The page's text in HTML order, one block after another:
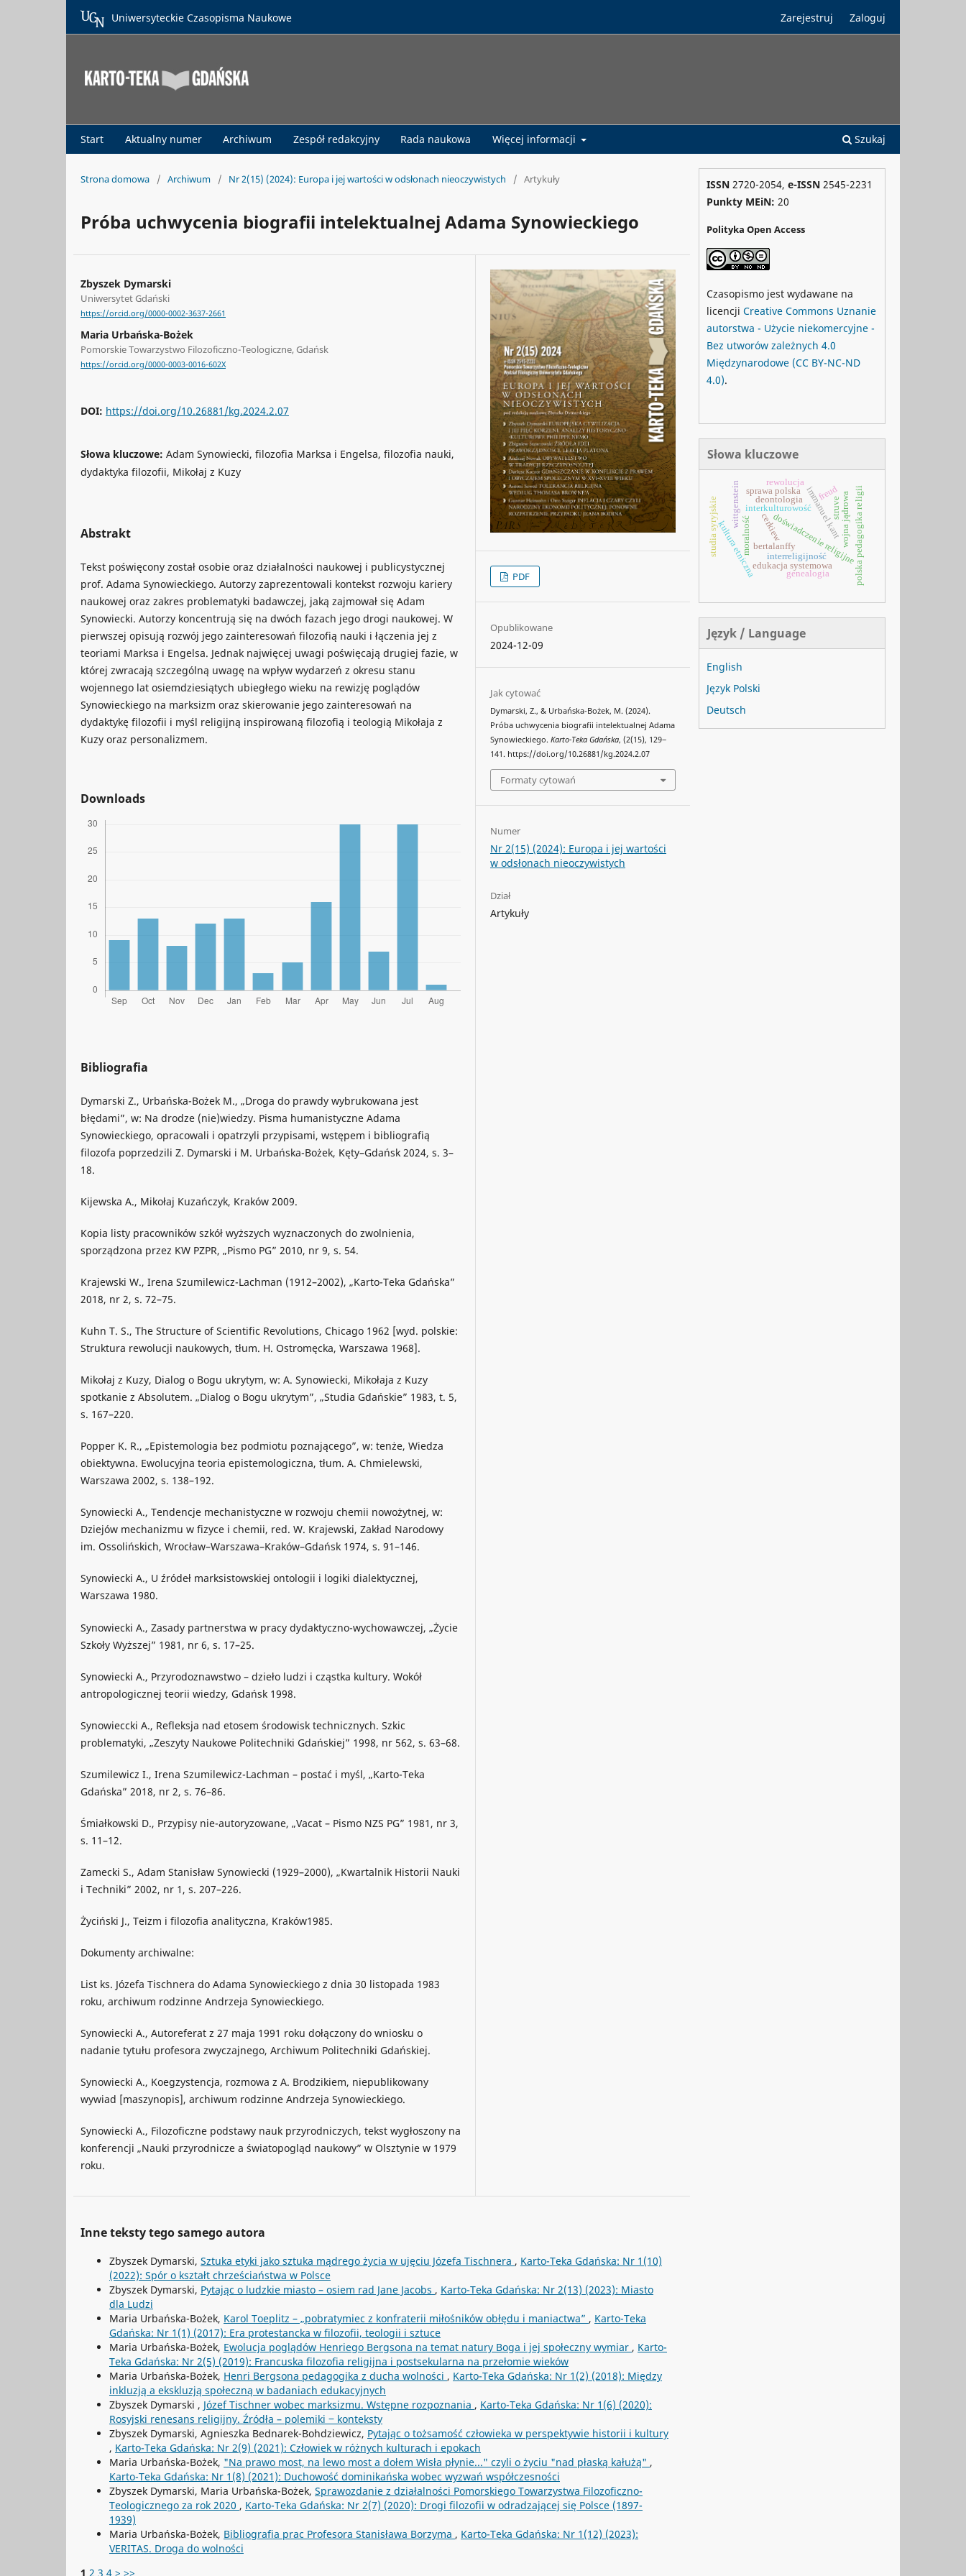
Start Aktualny numer Archiwum Zespół redakcyjny Rada naukowa Więcej informacji Szukaj
Zarejestruj Zaloguj
Uniwersyteckie Czasopisma Naukowe
Strona domowa / Archiwum / Nr 2(15) (2024): Europa i jej wartości w odsłonach nieoczywistych / Artykuły
Próba uchwycenia biografii intelektualnej Adama Synowieckiego
Zbyszek Dymarski
Uniwersytet Gdański
https://orcid.org/0000-0002-3637-2661
Maria Urbańska-Bożek
Pomorskie Towarzystwo Filozoficzno-Teologiczne, Gdańsk
https://orcid.org/0000-0003-0016-602X
DOI: https://doi.org/10.26881/kg.2024.2.07
Słowa kluczowe: Adam Synowiecki, filozofia Marksa i Engelsa, filozofia nauki,
dydaktyka filozofii, Mikołaj z Kuzy
Abstrakt
Tekst poświęcony został osobie oraz działalności naukowej i publicystycznej
prof. Adama Synowieckiego. Autorzy zaprezentowali kontekst rozwoju kariery
naukowej oraz zakres problematyki badawczej, jaką zajmował się Adam
Synowiecki. Autorzy koncentrują się na dwóch fazach jego drogi naukowej. W
pierwszej opisują rozwój jego zainteresowań filozofią nauki i łączenia jej z
teoriami Marksa i Engelsa. Jednak najwięcej uwagi poświęcają drugiej fazie, w
której zwracają szczególną uwagę na wpływ wydarzeń z okresu stanu
wojennego lat osiemdziesiątych ubiegłego wieku na rewizję poglądów
Synowieckiego na marksizm oraz skierowanie jego zainteresowań na
dydaktykę filozofii i myśl religijną inspirowaną filozofią i teologią Mikołaja z
Kuzy oraz personalizmem.
Downloads
Bibliografia
Dymarski Z., Urbańska-Bożek M., „Droga do prawdy wybrukowana jest
błędami”, w: Na drodze (nie)wiedzy. Pisma humanistyczne Adama
Synowieckiego, opracowali i opatrzyli przypisami, wstępem i bibliografią
filozofa poprzedzili Z. Dymarski i M. Urbańska-Bożek, Kęty–Gdańsk 2024, s. 3–
18.
Kijewska A., Mikołaj Kuzańczyk, Kraków 2009.
Kopia listy pracowników szkół wyższych wyznaczonych do zwolnienia,
sporządzona przez KW PZPR, „Pismo PG” 2010, nr 9, s. 54.
Krajewski W., Irena Szumilewicz-Lachman (1912–2002), „Karto-Teka Gdańska”
2018, nr 2, s. 72–75.
Kuhn T. S., The Structure of Scientific Revolutions, Chicago 1962 [wyd. polskie:
Struktura rewolucji naukowych, tłum. H. Ostromęcka, Warszawa 1968].
Mikołaj z Kuzy, Dialog o Bogu ukrytym, w: A. Synowiecki, Mikołaja z Kuzy
spotkanie z Absolutem. „Dialog o Bogu ukrytym”, „Studia Gdańskie” 1983, t. 5,
s. 167–220.
Popper K. R., „Epistemologia bez podmiotu poznającego”, w: tenże, Wiedza
obiektywna. Ewolucyjna teoria epistemologiczna, tłum. A. Chmielewski,
Warszawa 2002, s. 138–192.
Synowiecki A., Tendencje mechanistyczne w rozwoju chemii nowożytnej, w:
Dziejów mechanizmu w fizyce i chemii, red. W. Krajewski, Zakład Narodowy
im. Ossolińskich, Wrocław–Warszawa–Kraków–Gdańsk 1974, s. 91–146.
Synowiecki A., U źródeł marksistowskiej ontologii i logiki dialektycznej,
Warszawa 1980.
Synowiecki A., Zasady partnerstwa w pracy dydaktyczno-wychowawczej, „Życie
Szkoły Wyższej” 1981, nr 6, s. 17–25.
Synowiecki A., Przyrodoznawstwo – dzieło ludzi i cząstka kultury. Wokół
antropologicznej teorii wiedzy, Gdańsk 1998.
Synowieccki A., Refleksja nad etosem środowisk technicznych. Szkic
problematyki, „Zeszyty Naukowe Politechniki Gdańskiej” 1998, nr 562, s. 63–68.
Szumilewicz I., Irena Szumilewicz-Lachman – postać i myśl, „Karto-Teka
Gdańska” 2018, nr 2, s. 76–86.
Śmiałkowski D., Przypisy nie-autoryzowane, „Vacat – Pismo NZS PG” 1981, nr 3,
s. 11–12.
Zamecki S., Adam Stanisław Synowiecki (1929–2000), „Kwartalnik Historii Nauki
i Techniki” 2002, nr 1, s. 207–226.
Życiński J., Teizm i filozofia analityczna, Kraków1985.
Dokumenty archiwalne:
List ks. Józefa Tischnera do Adama Synowieckiego z dnia 30 listopada 1983
roku, archiwum rodzinne Andrzeja Synowieckiego.
Synowiecki A., Autoreferat z 27 maja 1991 roku dołączony do wniosku o
nadanie tytułu profesora zwyczajnego, Archiwum Politechniki Gdańskiej.
Synowiecki A., Koegzystencja, rozmowa z A. Brodzikiem, niepublikowany
wywiad [maszynopis], archiwum rodzinne Andrzeja Synowieckiego.
Synowiecki A., Filozoficzne podstawy nauk przyrodniczych, tekst wygłoszony na
konferencji „Nauki przyrodnicze a światopogląd naukowy” w Olsztynie w 1979
roku.
PDF
Opublikowane
2024-12-09
Jak cytować
Dymarski, Z., & Urbańska-Bożek, M. (2024).
Próba uchwycenia biografii intelektualnej Adama
Synowieckiego.Karto-Teka Gdańska, (2(15), 129‒
141. https://doi.org/10.26881/kg.2024.2.07
Formaty cytowań
Numer
Nr 2(15) (2024): Europa i jej wartości
w odsłonach nieoczywistych
Dział
Artykuły
Inne teksty tego samego autora
Zbyszek Dymarski, Sztuka etyki jako sztuka mądrego życia w ujęciu Józefa Tischnera , Karto-Teka Gdańska: Nr 1(10)
(2022): Spór o kształt chrześciaństwa w Polsce
Zbyszek Dymarski, Pytając o ludzkie miasto – osiem rad Jane Jacobs , Karto-Teka Gdańska: Nr 2(13) (2023): Miasto
dla Ludzi
Maria Urbańska-Bożek, Karol Toeplitz – „pobratymiec z konfraterii miłośników obłędu i maniactwa” , Karto-Teka
Gdańska: Nr 1(1) (2017): Era protestancka w filozofii, teologii i sztuce
Maria Urbańska-Bożek, Ewolucja poglądów Henriego Bergsona na temat natury Boga i jej społeczny wymiar , Karto-
Teka Gdańska: Nr 2(5) (2019): Francuska filozofia religijna i postsekularna na przełomie wieków
Maria Urbańska-Bożek, Henri Bergsona pedagogika z ducha wolności , Karto-Teka Gdańska: Nr 1(2) (2018): Między
inkluzją a ekskluzją społeczną w badaniach edukacyjnych
Zbyszek Dymarski , Józef Tischner wobec marksizmu. Wstępne rozpoznania , Karto-Teka Gdańska: Nr 1(6) (2020):
Rosyjski renesans religijny. Źródła – polemiki ‒ konteksty
Zbyszek Dymarski, Agnieszka Bednarek-Bohdziewicz, Pytając o tożsamość człowieka w perspektywie historii i kultury
, Karto-Teka Gdańska: Nr 2(9) (2021): Człowiek w różnych kulturach i epokach
Maria Urbańska-Bożek, "Na prawo most, na lewo most a dołem Wisła płynie..." czyli o życiu "nad płaską kałużą" ,
Karto-Teka Gdańska: Nr 1(8) (2021): Duchowość dominikańska wobec wyzwań współczesności
Zbyszek Dymarski, Maria Urbańska-Bożek, Sprawozdanie z działalności Pomorskiego Towarzystwa Filozoficzno-
Teologicznego za rok 2020 , Karto-Teka Gdańska: Nr 2(7) (2020): Drogi filozofii w odradzającej się Polsce (1897-
1939)
Maria Urbańska-Bożek, Bibliografia prac Profesora Stanisława Borzyma , Karto-Teka Gdańska: Nr 1(12) (2023):
VERITAS. Droga do wolności
1 2 3 4 > >>
ISSN 2720-2054, e-ISSN 2545-2231
Punkty MEiN: 20
Polityka Open Access
Czasopismo jest wydawane na
licencji Creative Commons Uznanie
autorstwa - Użycie niekomercyjne -
Bez utworów zależnych 4.0
Międzynarodowe (CC BY-NC-ND
4.0).
Słowa kluczowe
doświadczenie religijne
interkulturowość
deontologiaimmanuel kant
moralność wojna jądrowapolska pedagogika religii
interreligijność
bertalanffy
sprawa polska
kultura etniczna
struve
freud
rewolucja
cerkiew
studia syryjskie
edukacja systemowa
genealogia
wittgenstein
Język / Language
English
Język Polski
Deutsch